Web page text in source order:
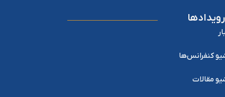
رویدادها
کنفرانس‌ها
مقالات